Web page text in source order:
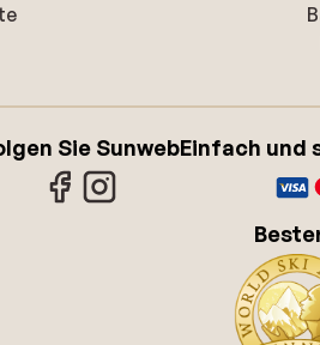
Sie SunwebEinfach und